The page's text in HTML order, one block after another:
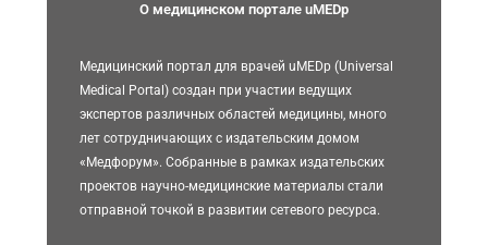
О медицинском портале uMEDp
Медицинский портал для врачей uMEDp (Universal
Medical Portal) создан при участии ведущих
экспертов различных областей медицины, много
лет сотрудничающих с издательским домом
«Медфорум». Собранные в рамках издательских
проектов научно-медицинские материалы стали
отправной точкой в развитии сетевого ресурса.